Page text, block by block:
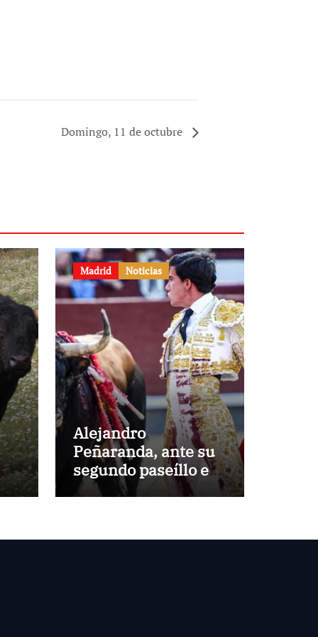
Domingo, 11 de octubre
Madrid Noticias
Alejandro
Peñaranda, ante su
segundo paseíllo en
Las Ventas esta